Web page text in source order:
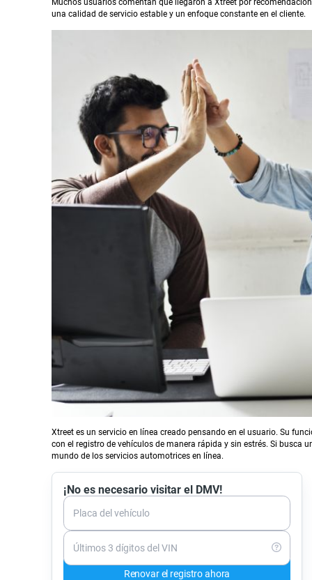
Muchos usuarios comentan que llegaron a Xtreet por
una calidad de servicio estable y un enfoque constante en el cliente.
Xtreet es un servicio en línea creado pensando en el usuario. Su
con el registro de vehículos de manera rápida y sin estrés. Si busca
mundo de los servicios automotrices en línea.
¡No es necesario visitar el DMV!
Placa del vehículo
Últimos 3 dígitos del VIN
Renovar el registro ahora